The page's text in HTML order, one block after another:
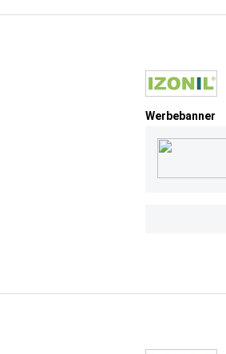
Werbebanner